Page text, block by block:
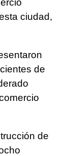
ciudad,
de
de